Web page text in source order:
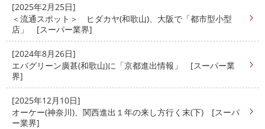
[2025年2月25日]
＜流通スポット＞ ヒダカヤ(和歌山)、大阪で「都市型小型
店」 [スーパー業界]
[2024年8月26日]
エバグリーン廣甚(和歌山)に「京都進出情報」 [スーパー業
界]
[2025年12月10日]
オーケー(神奈川)、関西進出１年の来し方行く末(下) [スーパ
ー業界]